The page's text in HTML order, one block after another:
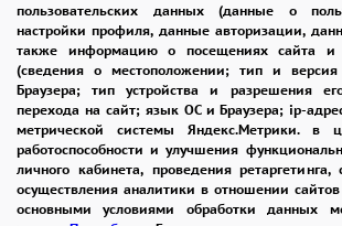
пользовательских данных (данные о
настройки профиля, данные авторизации,
также информацию о посещениях сайта и
(сведения о местоположении; тип и
Браузера; тип устройства и разрешения
перехода на сайт; язык ОС и Браузера; ip-
метрической системы Яндекс.Метрики. в
работоспособности и улучшения
личного кабинета, проведения ретаргетинга,
осуществления аналитики в отношении
основными условиями обработки данных
ПОМОЩЬ ОПЛАТА
ГАРАНТИИ
КУПОН
ОТЗЫВЫ
КОНТАКТЫ